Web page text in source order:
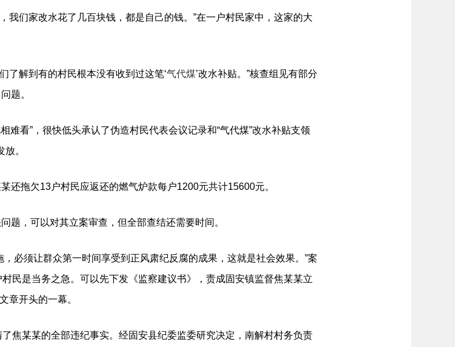
们家改水花了几百块钱，都是自己的钱。”在一户村民家中，这家的大
解到有的村民根本没有收到过这笔‘气代煤’改水补贴。”核查组见有部分
题。
看”，很快低头承认了伪造村民代表会议记录和“气代煤”改水补贴支领
。
拖欠13户村民应返还的燃气炉款每户1200元共计15600元。
，可以对其立案审查，但全部查结还需要时间。
须让群众第一时间享受到正风肃纪反腐的成果，这就是社会效果。”案
民是当务之急。可以先下发《监察建议书》，责成固安镇监督焦某某立
章开头的一幕。
某某的全部违纪事实。经固安县纪委监委研究决定，南解村村务负责